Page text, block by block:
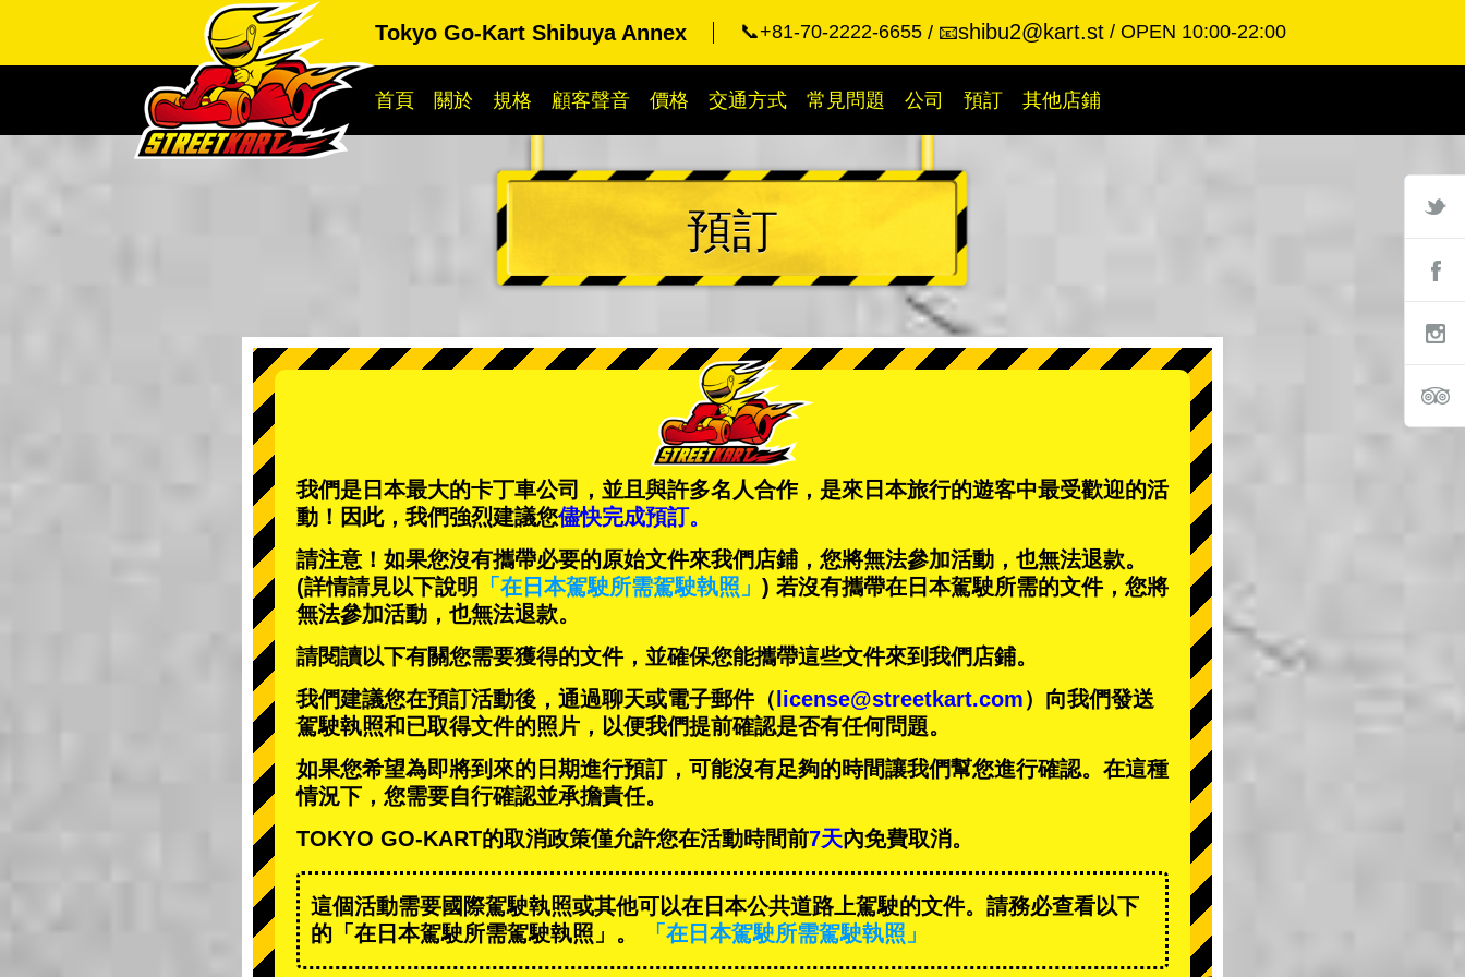
Tokyo Go-Kart Shibuya Annex 📞+81-70-2222-6655 📧shibu2@kart.st OPEN 10:00-22:00
首頁 關於 規格 顧客聲音 價格 交通方式 常見問題 公司 預訂 其他店鋪
預訂
我們是日本最大的卡丁車公司，並且與許多名人合作，是來日本旅行的遊客中最受歡迎的活
動 ！因此，我們強烈建議您儘快完成預訂。
請注意！如果您沒有攜帶必要的原始文件來我們店鋪，您將無法參加活動，也無法退款。
(詳情請見以下說明
「在日本駕駛所需駕駛執照」 ) 若沒有攜帶在日本駕駛所需的文件，您將
無法參加活動，也無法退款。
請閱讀以下有關您需要獲得的文件，並確保您能攜帶這些文件來到我們店鋪。
我們建議您在預訂活動後，通過聊天或電子郵件（ license@streetkart.com）向我們發送
駕駛執照和已取得文件的照片，以便我們提前確認是否有任何問題。
如果您希望為即將到來的日期進行預訂，可能沒有足夠的時間讓我們幫您進行確認。在這種
情況下，您需要自行確認並承擔責任。
TOKYO GO-KART的取消政策僅允許您在活動時間前7天內免費取消。
這個活動需要國際駕駛執照或其他可以在日本公共道路上駕駛的文件。請務必查看以下
的「在日本駕駛所需駕駛執照」。
「在日本駕駛所需駕駛執照」